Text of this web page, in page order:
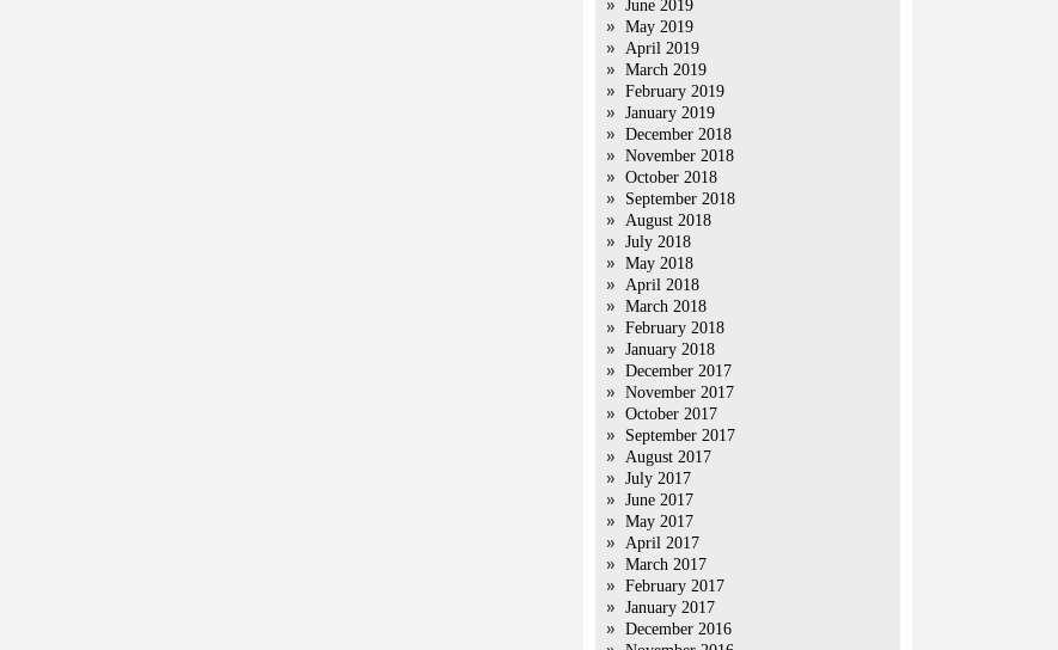
June 2019
May 2019
April 2019
March 2019
February 2019
January 2019
December 2018
November 2018
October 2018
September 2018
August 2018
July 2018
May 2018
April 2018
March 2018
February 2018
January 2018
December 2017
November 2017
October 2017
September 2017
August 2017
July 2017
June 2017
May 2017
April 2017
March 2017
February 2017
January 2017
December 2016